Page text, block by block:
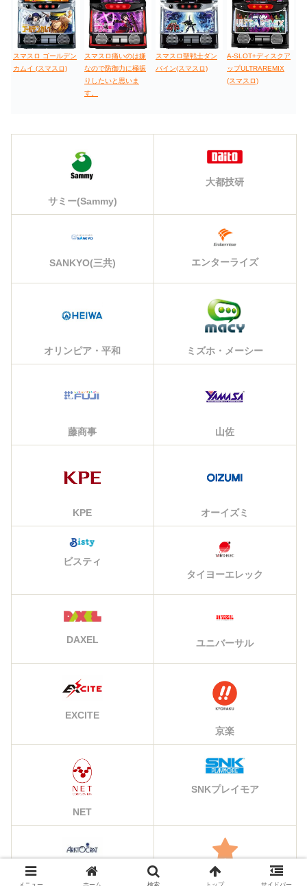
スマスロ ゴールデン
カムイ (スマスロ)
スマスロ痛いのは嫌
なので防御力に極振
りしたいと思いま
す。
スマスロ聖戦士ダン
バイン(スマスロ)
A-SLOT+ディスクア
ップULTRAREMIX
(スマスロ)
サミー(Sammy)
大都技研
SANKYO(三共) エンターライズ
オリンピア・平和 ミズホ・メーシー
藤商事 山佐
KPE オーイズミ
ビスティ
タイヨーエレック
DAXEL ユニバーサル
EXCITE
京楽
NET
SNKプレイモア
アリストクラート その他のメーカー
メニュー ホーム 検索 トップ サイドバー